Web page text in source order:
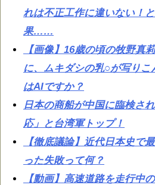
れは不正工作に違いない！
果……
【画像】16歳の頃の牧野真
に、ムキダシの乳○が写り
はAIですか？
日本の商船が中国に臨検さ
応」と台湾軍トップ！
【徹底議論】近代日本史で
った失敗って何？
【動画】高速道路を走行中